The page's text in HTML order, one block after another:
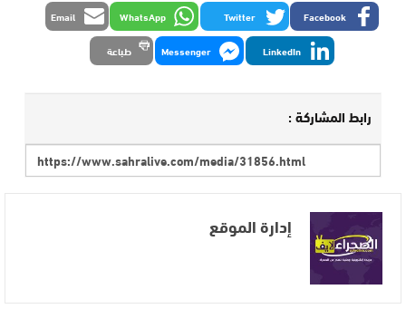
Facebook
Twitter
WhatsApp
Email
LinkedIn
Messenger طباعة
رابط المشاركة :
إدارة الموقع